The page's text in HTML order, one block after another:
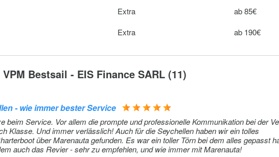
Extra
40€ pro Tag
Les Abymes
Extra
Les Abymes Airport -
Extra 110€
Extra
ab 85€
Extra ab 190€
Bestsail - EIS Finance SARL (11)
- wie immer bester Service
beim Service. Vor allem die prompte und professionelle Kommunikation bei der
Klasse. Und immer verlässlich! Auch für die Seychellen haben wir ein tolles
über Marenauta gefunden. Es war ein toller Törn bei dem alles gepasst
auch das Revier - sehr zu empfehlen, und wie immer mit Marenauta!